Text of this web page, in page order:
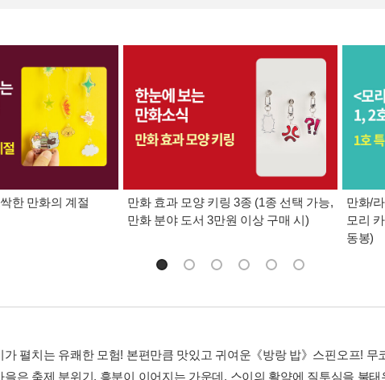
한 만화의 계절
만화 효과 모양 키링 3종 (1종 선택 가능,
만화 분야 도서 3만원 이상 구매 시)
만화/
모리
동봉)
가 펼치는 유쾌한 모험! 본편만큼 맛있고 귀여운《방랑 밥》스핀오프! 무
을은 축제 분위기. 흥분이 이어지는 가운데, 스이의 활약에 질투심을 불